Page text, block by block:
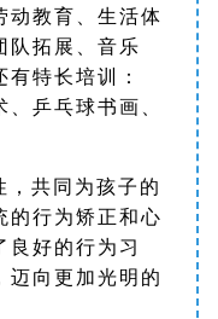
动教育、生活体
队拓展、音乐
有特长培训：
、乒乓球书画、
共同为孩子的
的行为矫正和心
良好的行为习
迈向更加光明的